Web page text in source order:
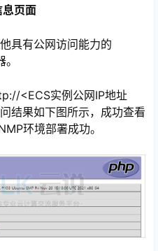
页面
具有公网访问能力的
<ECS实例公网IP地址
结果如下图所示，成功查看
环境部署成功。